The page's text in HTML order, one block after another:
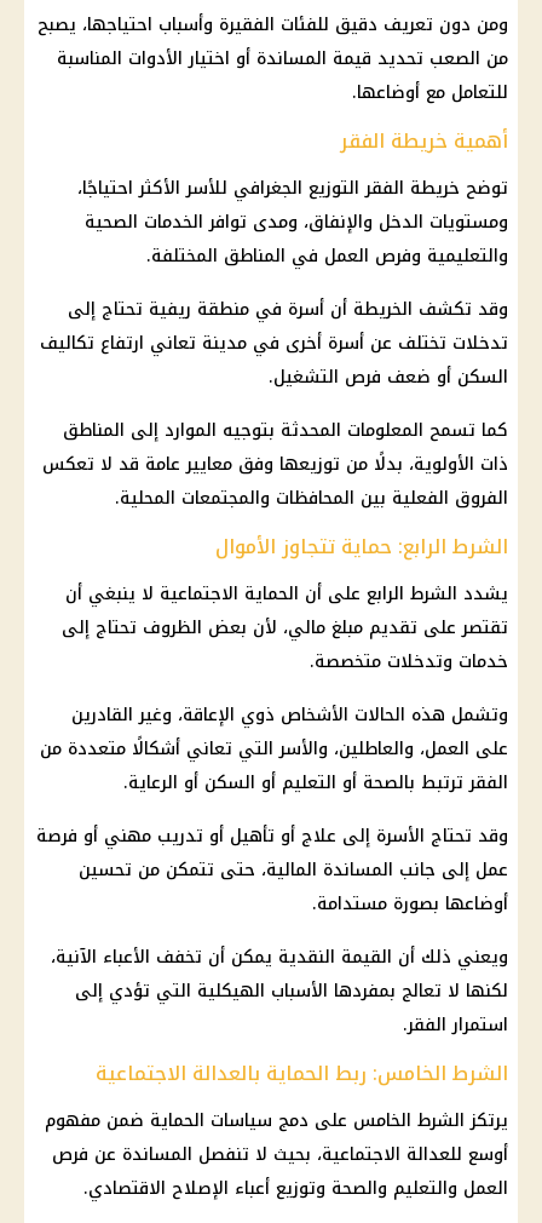
ومن دون تعريف دقيق للفئات الفقيرة وأسباب احتياجها، يصبح
من الصعب تحديد قيمة المساندة أو اختيار الأدوات المناسبة
للتعامل مع أوضاعها.
أهمية خريطة الفقر
توضح خريطة الفقر التوزيع الجغرافي للأسر الأكثر احتياجًا،
ومستويات الدخل والإنفاق، ومدى توافر الخدمات الصحية
والتعليمية وفرص العمل في المناطق المختلفة.
وقد تكشف الخريطة أن أسرة في منطقة ريفية تحتاج إلى
تدخلات تختلف عن أسرة أخرى في مدينة تعاني ارتفاع تكاليف
السكن أو ضعف فرص التشغيل.
كما تسمح المعلومات المحدثة بتوجيه الموارد إلى المناطق
ذات الأولوية، بدلًا من توزيعها وفق معايير عامة قد لا تعكس
الفروق الفعلية بين المحافظات والمجتمعات المحلية.
الشرط الرابع: حماية تتجاوز الأموال
يشدد الشرط الرابع على أن الحماية الاجتماعية لا ينبغي أن
تقتصر على تقديم مبلغ مالي، لأن بعض الظروف تحتاج إلى
خدمات وتدخلات متخصصة.
وتشمل هذه الحالات الأشخاص ذوي الإعاقة، وغير القادرين
على العمل، والعاطلين، والأسر التي تعاني أشكالًا متعددة من
الفقر ترتبط بالصحة أو التعليم أو السكن أو الرعاية.
وقد تحتاج الأسرة إلى علاج أو تأهيل أو تدريب مهني أو فرصة
عمل إلى جانب المساندة المالية، حتى تتمكن من تحسين
أوضاعها بصورة مستدامة.
ويعني ذلك أن القيمة النقدية يمكن أن تخفف الأعباء الآنية،
لكنها لا تعالج بمفردها الأسباب الهيكلية التي تؤدي إلى
استمرار الفقر.
الشرط الخامس: ربط الحماية بالعدالة الاجتماعية
يرتكز الشرط الخامس على دمج سياسات الحماية ضمن مفهوم
أوسع للعدالة الاجتماعية، بحيث لا تنفصل المساندة عن فرص
العمل والتعليم والصحة وتوزيع أعباء الإصلاح الاقتصادي.